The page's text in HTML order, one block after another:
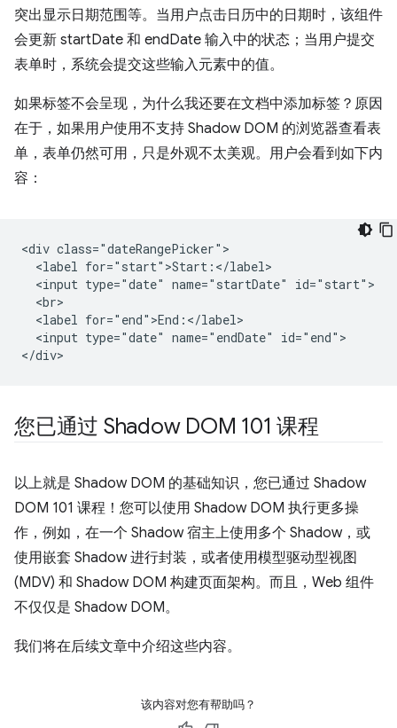
突出显示日期范围等。当用户点击日历中的日期时，该组件
会更新 startDate 和 endDate 输入中的状态；当用户提交
表单时，系统会提交这些输入元素中的值。
如果标签不会呈现，为什么我还要在文档中添加标签？原因
在于，如果用户使用不支持 Shadow DOM 的浏览器查看表
单，表单仍然可用，只是外观不太美观。用户会看到如下内
容：
<div class="dateRangePicker">
  <label for="start">Start:</label>
  <input type="date" name="startDate" id="start">
  <br>
  <label for="end">End:</label>
  <input type="date" name="endDate" id="end">
您已通过 Shadow DOM 101 课程
以上就是 Shadow DOM 的基础知识，您已通过 Shadow
DOM 101 课程！您可以使用 Shadow DOM 执行更多操
作，例如，在一个 Shadow 宿主上使用多个 Shadow，或
使用嵌套 Shadow 进行封装，或者使用模型驱动型视图
(MDV) 和 Shadow DOM 构建页面架构。而且，Web 组件
不仅仅是 Shadow DOM。
我们将在后续文章中介绍这些内容。
该内容对您有帮助吗？